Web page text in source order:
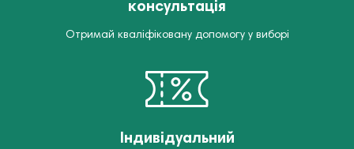
консультація
Отримай кваліфіковану допомогу у виборі
Індивідуальний